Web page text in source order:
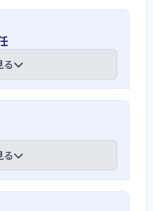
育理念・目標
向性を示してい
は、目指している
にしていること
に動画や写真を
の活動を紹介
す。また、保育
園案内や保育に
、新人研修や職
業所の成り立ち
を深めています。
域情報を収集
できるよう努め
保育参観のア
見箱の設置、第
者調査等を実施
しています。収集
りまとめ、内
る
は、研修等の学
体で理解を深め
る